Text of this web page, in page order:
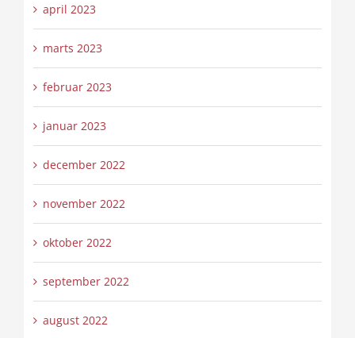
april 2023
marts 2023
februar 2023
januar 2023
december 2022
november 2022
oktober 2022
september 2022
august 2022